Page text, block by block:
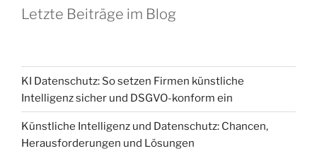
Letzte Beiträge im Blog
KI Datenschutz: So setzen Firmen künstliche
Intelligenz sicher und DSGVO-konform ein
Künstliche Intelligenz und Datenschutz: Chancen,
Herausforderungen und Lösungen